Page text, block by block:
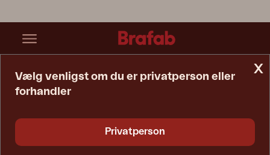
x
Vælg venligst om du er privatperson eller
forhandler
Privatperson